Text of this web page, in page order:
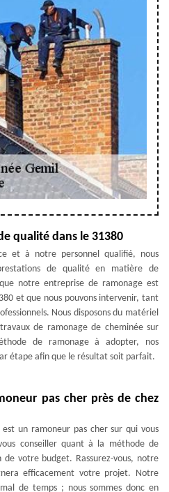
qualité dans le 31380
et à notre personnel qualifié, nous
de qualité en matière de
notre entreprise de ramonage est
et que nous pouvons intervenir, tant
Nous disposons du matériel
de ramonage de cheminée sur
de ramonage à adopter, nos
étape afin que le résultat soit parfait.
pas cher près de chez
est un ramoneur pas cher sur qui vous
conseiller quant à la méthode de
votre budget. Rassurez-vous, notre
efficacement votre projet. Notre
de temps ; nous sommes donc en